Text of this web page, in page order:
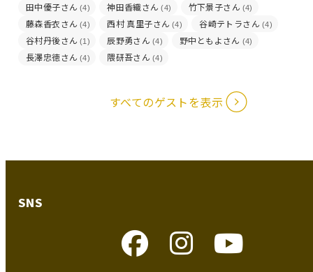
田中優子さん (4) 神田香織さん (4) 竹下景子さん (4)
藤森香衣さん (4) 西村 真里子さん (4) 谷崎テトラさん (4)
谷村丹後さん (1) 辰野勇さん (4) 野中ともよさん (4)
長澤忠徳さん (4) 隈研吾さん (4)
すべてのゲストを表示
SNS